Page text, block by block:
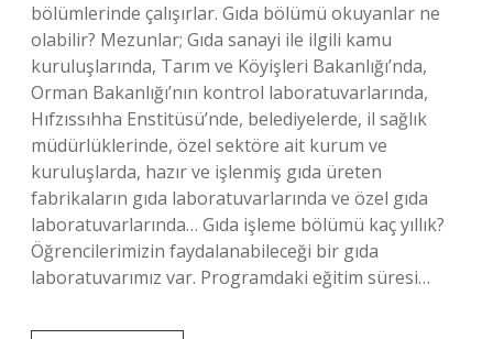
bölümlerinde çalışırlar. Gıda bölümü okuyanlar ne
olabilir? Mezunlar; Gıda sanayi ile ilgili kamu
kuruluşlarında, Tarım ve Köyişleri Bakanlığı’nda,
Orman Bakanlığı’nın kontrol laboratuvarlarında,
Hıfzıssıhha Enstitüsü’nde, belediyelerde, il sağlık
müdürlüklerinde, özel sektöre ait kurum ve
kuruluşlarda, hazır ve işlenmiş gıda üreten
fabrikaların gıda laboratuvarlarında ve özel gıda
laboratuvarlarında… Gıda işleme bölümü kaç yıllık?
Öğrencilerimizin faydalanabileceği bir gıda
laboratuvarımız var. Programdaki eğitim süresi…